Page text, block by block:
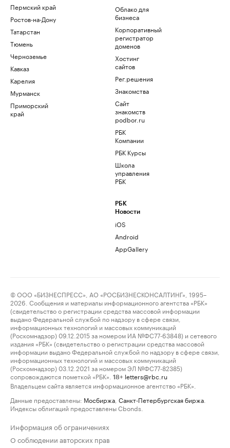
Пермский край
Ростов-на-Дону
Татарстан
Тюмень
Черноземье
Кавказ
Карелия
Мурманск
Приморский
край
Облако для
бизнеса
Корпоративный
регистратор
доменов
Хостинг
сайтов
Рег.решения
Знакомства
Сайт
знакомств
podbor.ru
РБК
Компании
РБК Курсы
Школа
управления
РБК
РБК
Новости
iOS
Android
AppGallery
© ООО «БИЗНЕСПРЕСС», АО «РОСБИЗНЕСКОНСАЛТИНГ», 1995–
2026. Сообщения и материалы информационного агентства «РБК»
(свидетельство о регистрации средства массовой информации
выдано Федеральной службой по надзору в сфере связи,
информационных технологий и массовых коммуникаций
(Роскомнадзор) 09.12.2015 за номером ИА №ФС77-63848) и сетевого
издания «РБК» (свидетельство о регистрации средства массовой
информации выдано Федеральной службой по надзору в сфере связи,
информационных технологий и массовых коммуникаций
(Роскомнадзор) 03.12.2021 за номером ЭЛ №ФС77-82385)
сопровождаются пометкой «РБК».
18+ letters@rbc.ru
Владельцем сайта является информационное агентство «РБК».
Данные предоставлены: Мосбиржа Санкт-Петербургская биржа
Индексы облигаций предоставлены Cbonds.
Информация об ограничениях
О соблюдении авторских прав